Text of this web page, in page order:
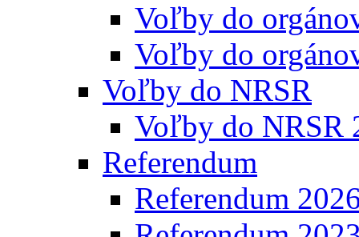
Voľby do
Voľby do
Voľby do NRSR
Voľby do NRSR
Referendum
Referendum